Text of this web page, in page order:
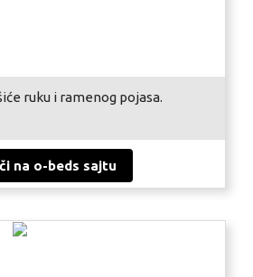
ruku i ramenog pojasa.
na o-beds sajtu